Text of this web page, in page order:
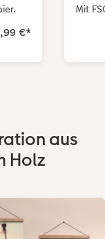
€*
Mit
aus
Holz